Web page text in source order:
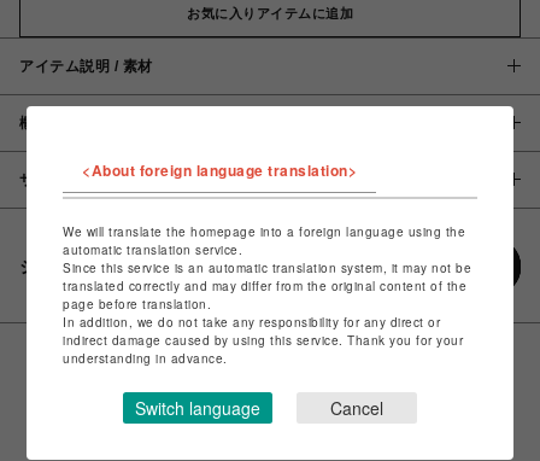
お気に入りアイテムに追加
アイテム説明 / 素材
概要
サイズ
シェアする
<About foreign language translation>
We will translate the homepage into a foreign language using the
automatic translation service.
Since this service is an automatic translation system, it may not be
translated correctly and may differ from the original content of the
page before translation.
In addition, we do not take any responsibility for any direct or
indirect damage caused by using this service. Thank you for your
understanding in advance.
Switch language Cancel